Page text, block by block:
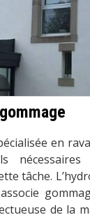
en
tâche.
de la